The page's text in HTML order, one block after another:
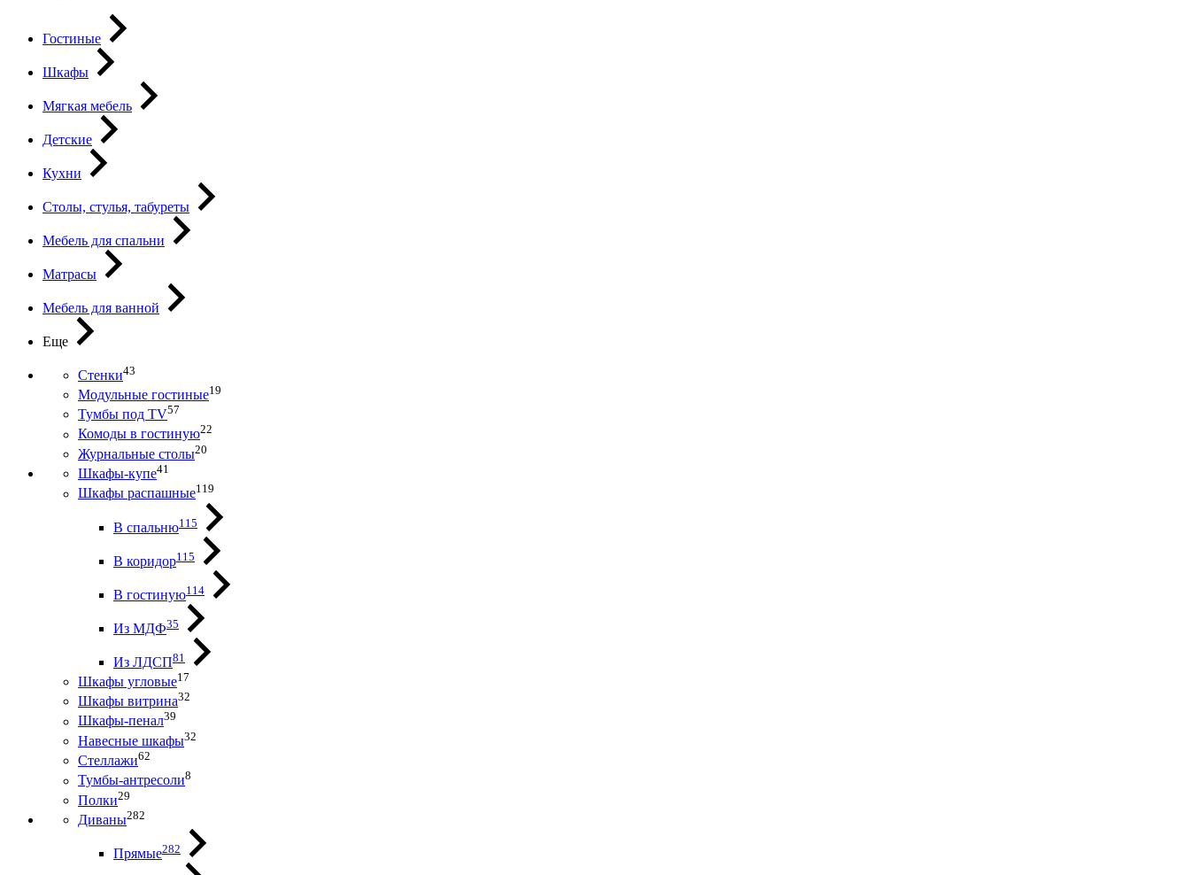
Гостиные
Шкафы
Мягкая мебель
Детские
Кухни
Столы, стулья, табуреты
Мебель для спальни
Матрасы
Мебель для ванной
Еще
Стенки43
Модульные гостиные19
Тумбы под ТV57
Комоды в гостиную22
Журнальные столы20
Шкафы-купе41
Шкафы распашные119
В спальню115
В коридор115
В гостиную114
Из МДФ35
Из ЛДСП81
Шкафы угловые17
Шкафы витрина32
Шкафы-пенал39
Навесные шкафы32
Стеллажи62
Тумбы-антресоли8
Полки29
Диваны282
Прямые282